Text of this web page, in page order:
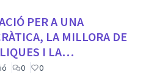
PER A UNA
LA MILLORA DE
I LA
0 0